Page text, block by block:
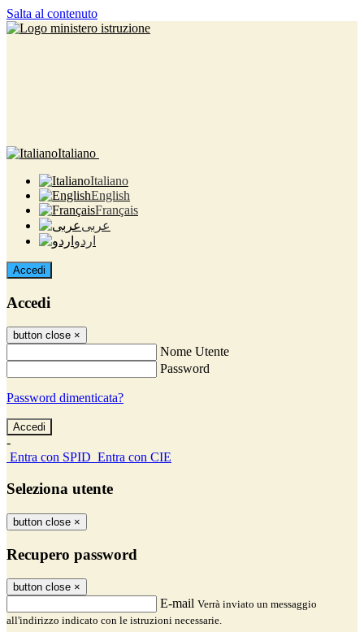
Salta al contenuto
Italiano
Italiano
English
Français
عربى
اردو
Accedi
Accedi
button close ×
Nome Utente
Password
Password dimenticata?
-
Entra con SPID Entra con CIE
Seleziona utente
button close ×
Recupero password
button close ×
E-mail Verrà inviato un messaggio
all'indirizzo indicato con le istruzioni necessarie.